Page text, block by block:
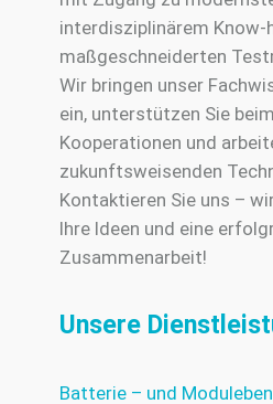
interdisziplinärem
maßgeschneiderten
Wir bringen unser
ein, unterstützen Sie
Kooperationen und
zukunftsweisenden
Kontaktieren Sie uns –
Ihre Ideen und eine
Zusammenarbeit!
Unsere
Batterie – und